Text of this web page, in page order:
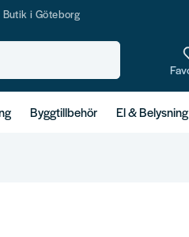
Butik i Göteborg
Byggtillbehör El & Belysning